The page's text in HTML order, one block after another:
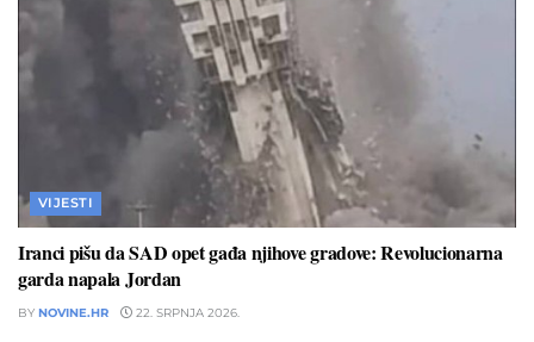
VIJESTI
Iranci pišu da SAD opet gađa njihove gradove: Revolucionarna
garda napala Jordan
BY NOVINE.HR 22. SRPNJA 2026.